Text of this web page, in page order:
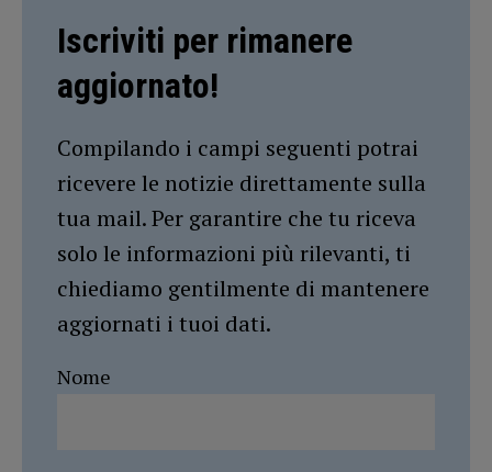
Iscriviti per rimanere
aggiornato!
Compilando i campi seguenti potrai
ricevere le notizie direttamente sulla
tua mail. Per garantire che tu riceva
solo le informazioni più rilevanti, ti
chiediamo gentilmente di mantenere
aggiornati i tuoi dati.
Nome